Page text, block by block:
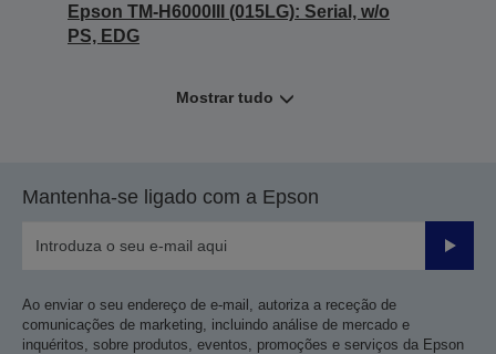
Epson TM-H6000III (015LG): Serial, w/o
PS, EDG
Mostrar tudo
Mantenha-se ligado com a Epson
Enviar
Ao enviar o seu endereço de e-mail, autoriza a receção de
comunicações de marketing, incluindo análise de mercado e
inquéritos, sobre produtos, eventos, promoções e serviços da Epson